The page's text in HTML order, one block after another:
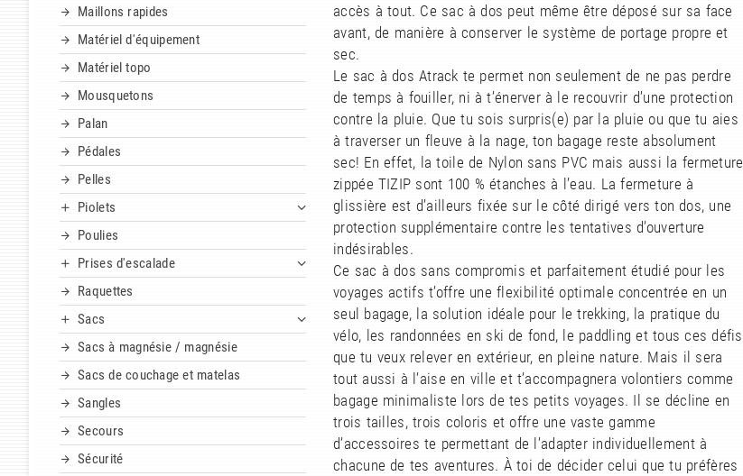
Maillons rapides
Matériel d'équipement
Matériel topo
Mousquetons
Palan
Pédales
Pelles
Piolets
Poulies
Prises d'escalade
Raquettes
Sacs
Sacs à magnésie / magnésie
Sacs de couchage et matelas
Sangles
Secours
Sécurité
accès à tout. Ce sac à dos peut même être déposé sur sa face
avant, de manière à conserver le système de portage propre et
sec.
Le sac à dos Atrack te permet non seulement de ne pas perdre
de temps à fouiller, ni à t’énerver à le recouvrir d’une protection
contre la pluie. Que tu sois surpris(e) par la pluie ou que tu aies
à traverser un fleuve à la nage, ton bagage reste absolument
sec! En effet, la toile de Nylon sans PVC mais aussi la fermeture
zippée TIZIP sont 100 % étanches à l’eau. La fermeture à
glissière est d’ailleurs fixée sur le côté dirigé vers ton dos, une
protection supplémentaire contre les tentatives d’ouverture
indésirables.
Ce sac à dos sans compromis et parfaitement étudié pour les
voyages actifs t’offre une flexibilité optimale concentrée en un
seul bagage, la solution idéale pour le trekking, la pratique du
vélo, les randonnées en ski de fond, le paddling et tous ces défis
que tu veux relever en extérieur, en pleine nature. Mais il sera
tout aussi à l’aise en ville et t’accompagnera volontiers comme
bagage minimaliste lors de tes petits voyages. Il se décline en
trois tailles, trois coloris et offre une vaste gamme
d’accessoires te permettant de l’adapter individuellement à
chacune de tes aventures. À toi de décider celui que tu préfères